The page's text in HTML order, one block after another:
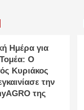
Ημέρα για
Ο
Κυριάκος
την
της